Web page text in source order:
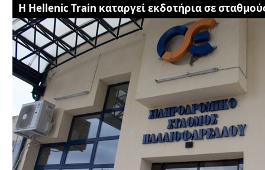
H Hellenic Train καταργεί εκδοτήρια σε